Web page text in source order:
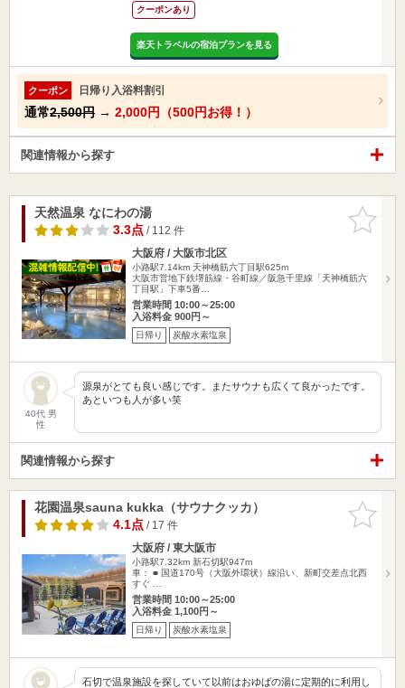
クーポンあり
楽天トラベルの宿泊プランを見る
クーポン 日帰り入浴料割引
通常2,500円 → 2,000円（500円お得！）
関連情報から探す
お気に入
りに追加
天然温泉 なにわの湯
3.3点/ 112 件
大阪府 / 大阪市北区
小路駅7.14km 天神橋筋六丁目駅625m
大阪市営地下鉄堺筋線・谷町線／阪急千里線「天神橋筋六
丁目駅」下車5番…
営業時間 10:00～25:00
入浴料金 900円～
日帰り 炭酸水素塩泉
40代 男
性
源泉がとても良い感じです。またサウナも広くて良かったです。
あといつも人が多い笑
関連情報から探す
お気に入
りに追加
花園温泉sauna kukka（サウナクッカ）
4.1点/ 17 件
大阪府 / 東大阪市
小路駅7.32km 新石切駅947m
車： ■ 国道170号（大阪外環状）線沿い、新町交差点北西
すぐ …
営業時間 10:00～25:00
入浴料金 1,100円～
日帰り 炭酸水素塩泉
石切で温泉施設を探していて以前はおゆばの湯に定期的に利用し